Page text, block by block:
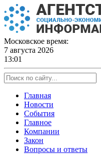
Skip
to
content
Московское время:
7 августа 2026
13:01
Главная
Новости
События
Главное
Компании
Закон
Вопросы и ответы